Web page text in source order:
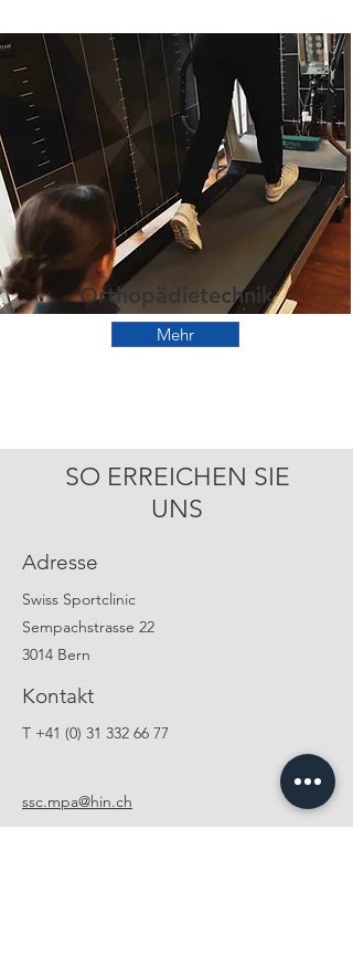
Orthopädietechnik
Mehr
SO ERREICHEN SIE
UNS
Adresse
Swiss Sportclinic
Sempachstrasse 22
3014 Bern
Kontakt
T +41 (0) 31 332 66 77
ssc.mpa@hin.ch